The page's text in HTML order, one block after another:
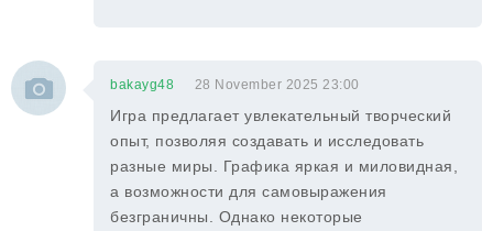
bakayg48 28 November 2025 23:00
Игра предлагает увлекательный творческий
опыт, позволяя создавать и исследовать
разные миры. Графика яркая и миловидная,
а возможности для самовыражения
безграничны. Однако некоторые